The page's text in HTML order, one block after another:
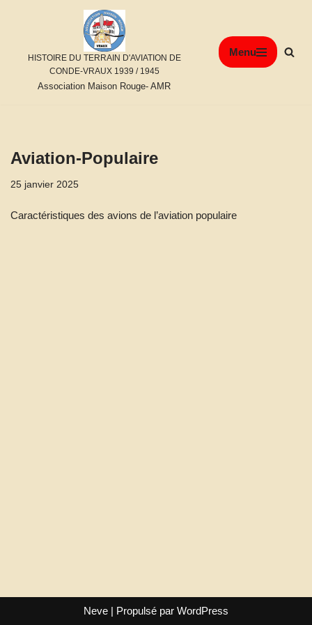
HISTOIRE DU TERRAIN D'AVIATION DE
CONDE-VRAUX 1939 / 1945
Association Maison Rouge- AMR
Menu
Aviation-Populaire
25 janvier 2025
Caractéristiques des avions de l’aviation populaire
Neve | Propulsé par WordPress